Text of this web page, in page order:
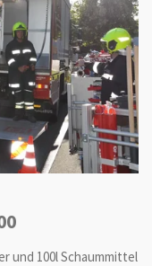
und 100l Schaummittel